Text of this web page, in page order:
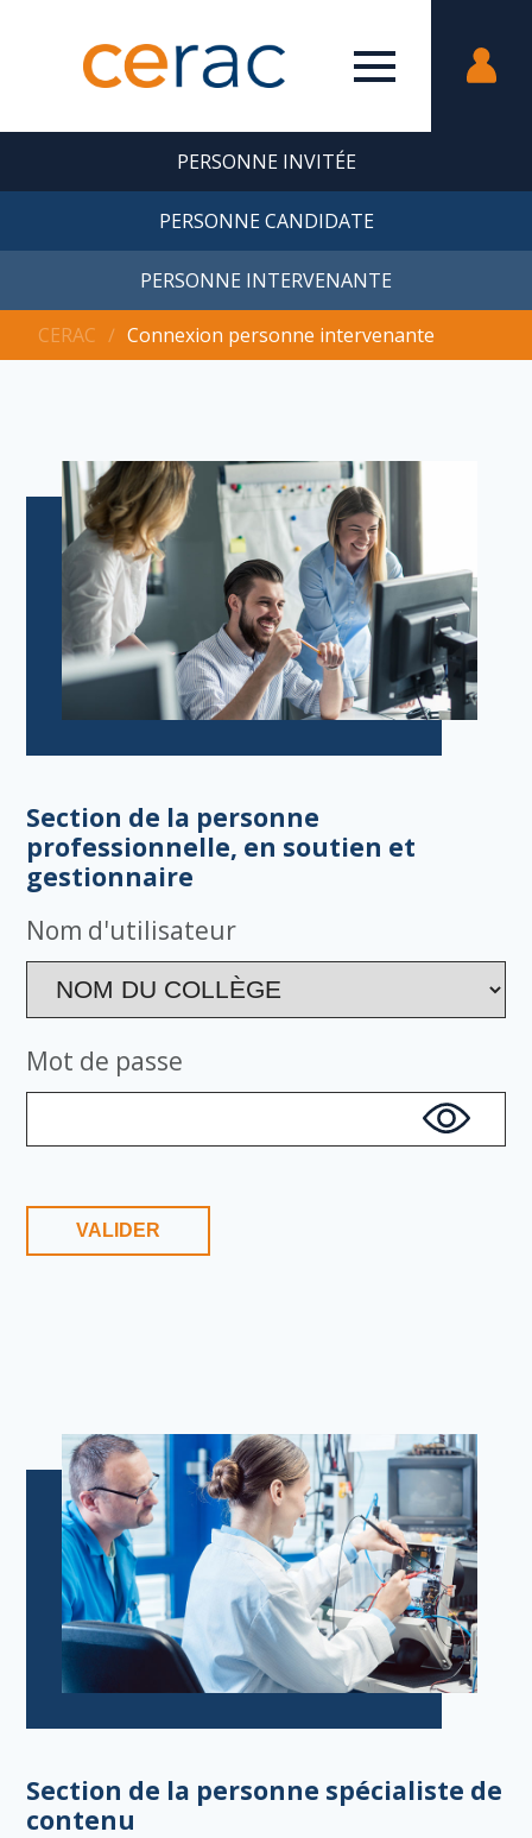
PERSONNE INVITÉE
PERSONNE CANDIDATE
PERSONNE INTERVENANTE
CERAC ∕ Connexion personne intervenante
Section de la personne
professionnelle, en soutien et
gestionnaire
Nom d'utilisateur
Mot de passe
Section de la personne spécialiste de
contenu